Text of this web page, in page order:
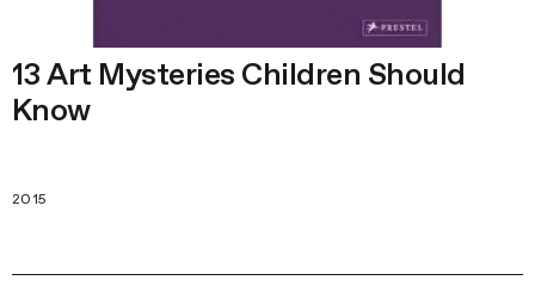
13 Art Mysteries Children Should
Know
2015